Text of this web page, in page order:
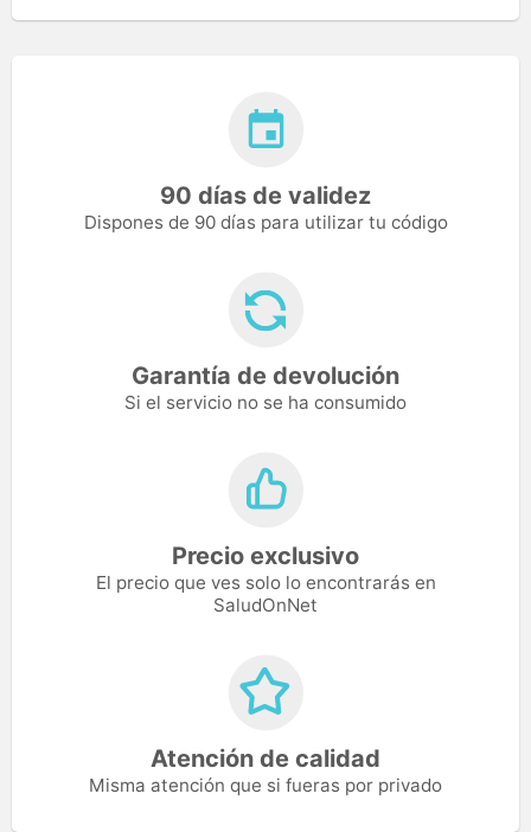
90 días de validez
Dispones de 90 días para utilizar tu código
Garantía de devolución
Si el servicio no se ha consumido
Precio exclusivo
El precio que ves solo lo encontrarás en
SaludOnNet
Atención de calidad
Misma atención que si fueras por privado